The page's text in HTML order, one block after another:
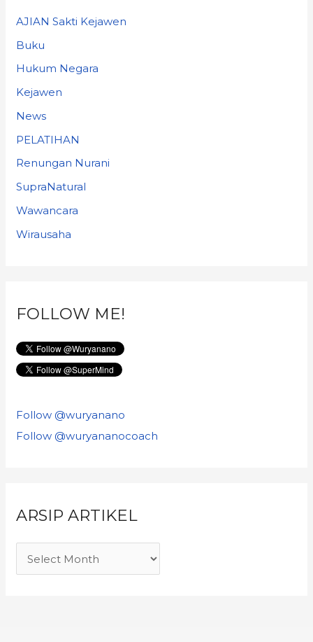
AJIAN Sakti Kejawen
Buku
Hukum Negara
Kejawen
News
PELATIHAN
Renungan Nurani
SupraNatural
Wawancara
Wirausaha
FOLLOW ME!
Follow @wuryanano
Follow @wuryananocoach
ARSIP ARTIKEL